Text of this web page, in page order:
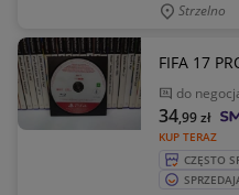
Strzelno
FIFA 17
do
KUP TERAZ
34,99zł
CZĘSTO